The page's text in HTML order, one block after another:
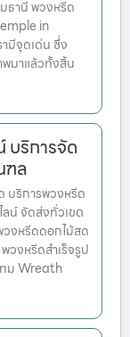
ธานี พวงหรีด
in
มีจุดเด่น ซึ่ง
มาแล้วทั้งสิ้น
บริการจัด
ฑล
บริการพวงหรีด
น์ จัดส่งทั่วเขต
งหรีดดอกไม้สด
งหรีดสำเร็จรูป
ม Wreath